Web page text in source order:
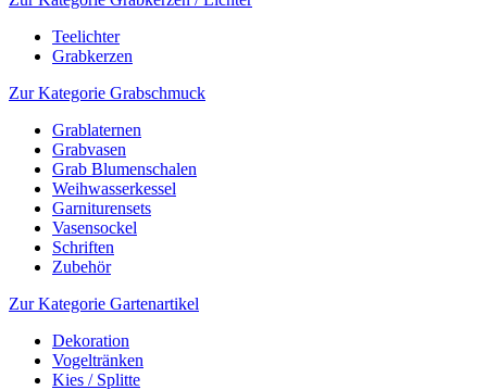
Teelichter
Grabkerzen
Zur Kategorie Grabschmuck
Grablaternen
Grabvasen
Grab Blumenschalen
Weihwasserkessel
Garniturensets
Vasensockel
Schriften
Zubehör
Zur Kategorie Gartenartikel
Dekoration
Vogeltränken
Kies / Splitte